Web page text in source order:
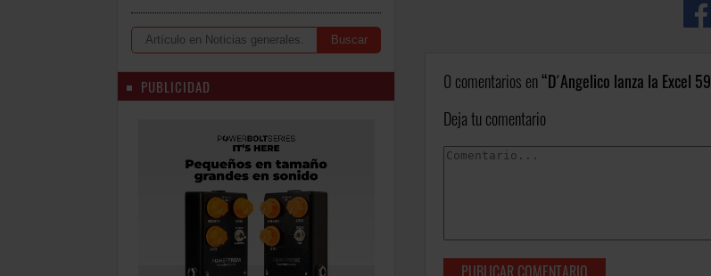
0 comentarios en D´Angelico lanza la Excel 59
Deja tu comentario
PUBLICIDAD